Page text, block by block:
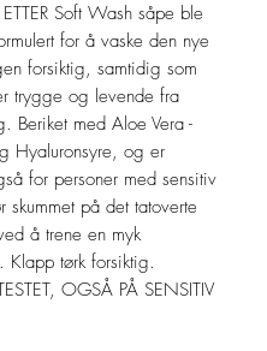
Soft Wash såpe ble
for å vaske den nye
forsiktig, samtidig som
trygge og levende fra
Beriket med Aloe Vera -
Hyaluronsyre, og er
for personer med sensitiv
skummet på det tatoverte
å trene en myk
Klapp tørk forsiktig.
OGSÅ PÅ SENSITIV